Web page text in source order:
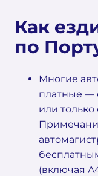
Как
по
Многие
платные —
или только
(включая